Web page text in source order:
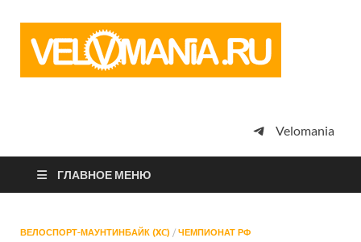
просто
Velomania
ГЛАВНОЕ МЕНЮ
ВЕЛОСПОРТ-МАУНТИНБАЙК (XC) / ЧЕМПИОНАТ РФ